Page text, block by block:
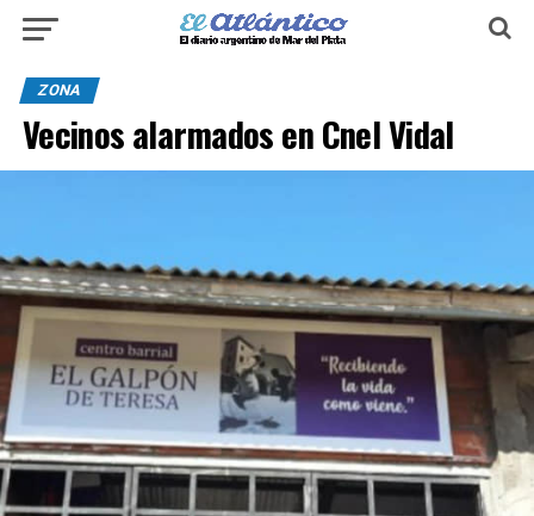
ZONA
Vecinos alarmados en Cnel Vidal